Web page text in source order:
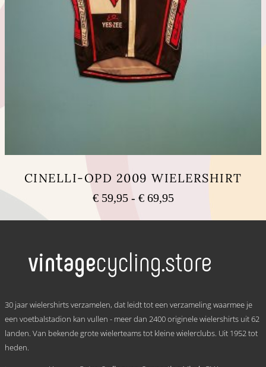
CINELLI-OPD 2009 WIELERSHIRT
€59,95 - €69,95Prijsklasse:
tot
variaties.
Deze
gekozen
op
de
30 jaar wielershirts verzamelen, dat leidt tot een verzameling waarmee je
een voetbalstadion kan vullen - meer dan 2400 originele wielershirts uit 62
landen. Van bekende grote wielerteams tot kleine wielerclubs. Uit 1952 tot
heden.